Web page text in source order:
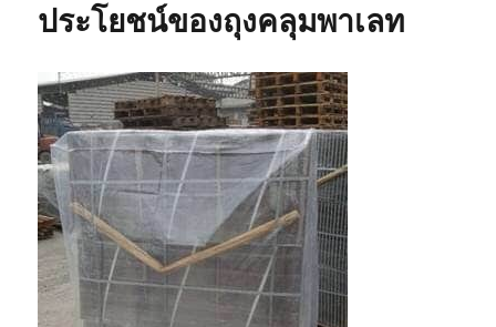
Recycle
ขาย
รู้
ยัง
ประโยชน์ของถุงคลุมพาเลท